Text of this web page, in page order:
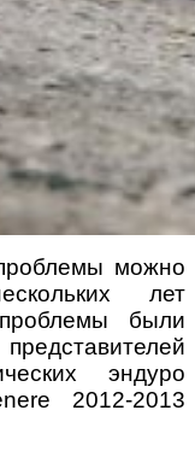
можно
лет
были
эндуро
2012-2013